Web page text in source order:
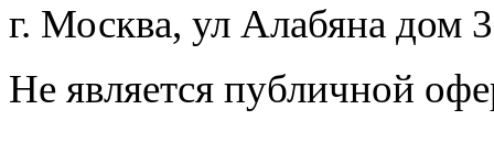
г. Москва, ул Алабяна дом
Не является публичной